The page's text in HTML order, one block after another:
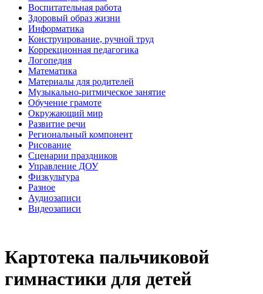
Воспитательная работа
Здоровый образ жизни
Информатика
Конструирование, ручной труд
Коррекционная педагогика
Логопедия
Математика
Материалы для родителей
Музыкально-ритмическое занятие
Обучение грамоте
Окружающий мир
Развитие речи
Региональный компонент
Рисование
Сценарии праздников
Управление ДОУ
Физкультура
Разное
Аудиозаписи
Видеозаписи
Картотека пальчиковой
гимнастики для детей